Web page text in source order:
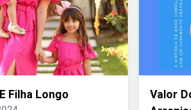
Filha Longo
Valor